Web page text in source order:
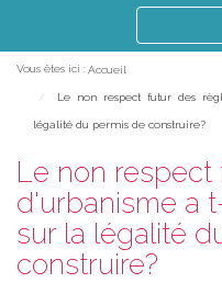
le
Vous êtes ici : Accueil
Le non respect futur des
légalité du permis de construire?
Le non
d'urbanisme a
sur la légalité
construire?